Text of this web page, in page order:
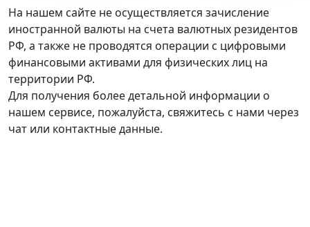
На нашем сайте не осуществляется зачисление
иностранной валюты на счета валютных резидентов
РФ, а также не проводятся операции с цифровыми
финансовыми активами для физических лиц на
территории РФ.
Для получения более детальной информации о
нашем сервисе, пожалуйста, свяжитесь с нами через
чат или контактные данные.